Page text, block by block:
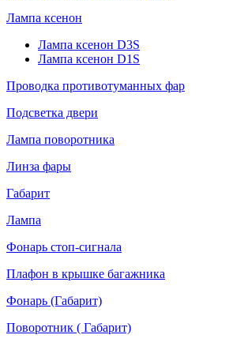
Лампа ксенон
Лампа ксенон D3S
Лампа ксенон D1S
Проводка противотуманных фар
Подсветка двери
Лампа поворотника
Линза фары
Габарит
Лампа
Фонарь стоп-сигнала
Плафон в крышке багажника
Фонарь (Габарит)
Поворотник ( Габарит)